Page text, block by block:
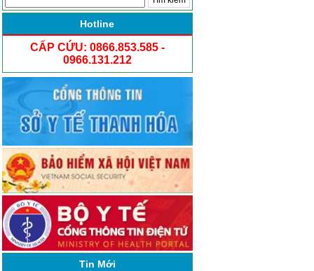
Hotline
CẤP CỨU: 0866.853.585 -
0966.131.212
Tin Mới
NGƯỜI ĐĂNG KÝ THỰC
HÀNH KHÁM CHỮA BỆNH
TỪ1.8